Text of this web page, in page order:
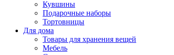
Кувшины
Подарочные наборы
Тортовницы
Для дома
Товары для хранения вещей
Мебель